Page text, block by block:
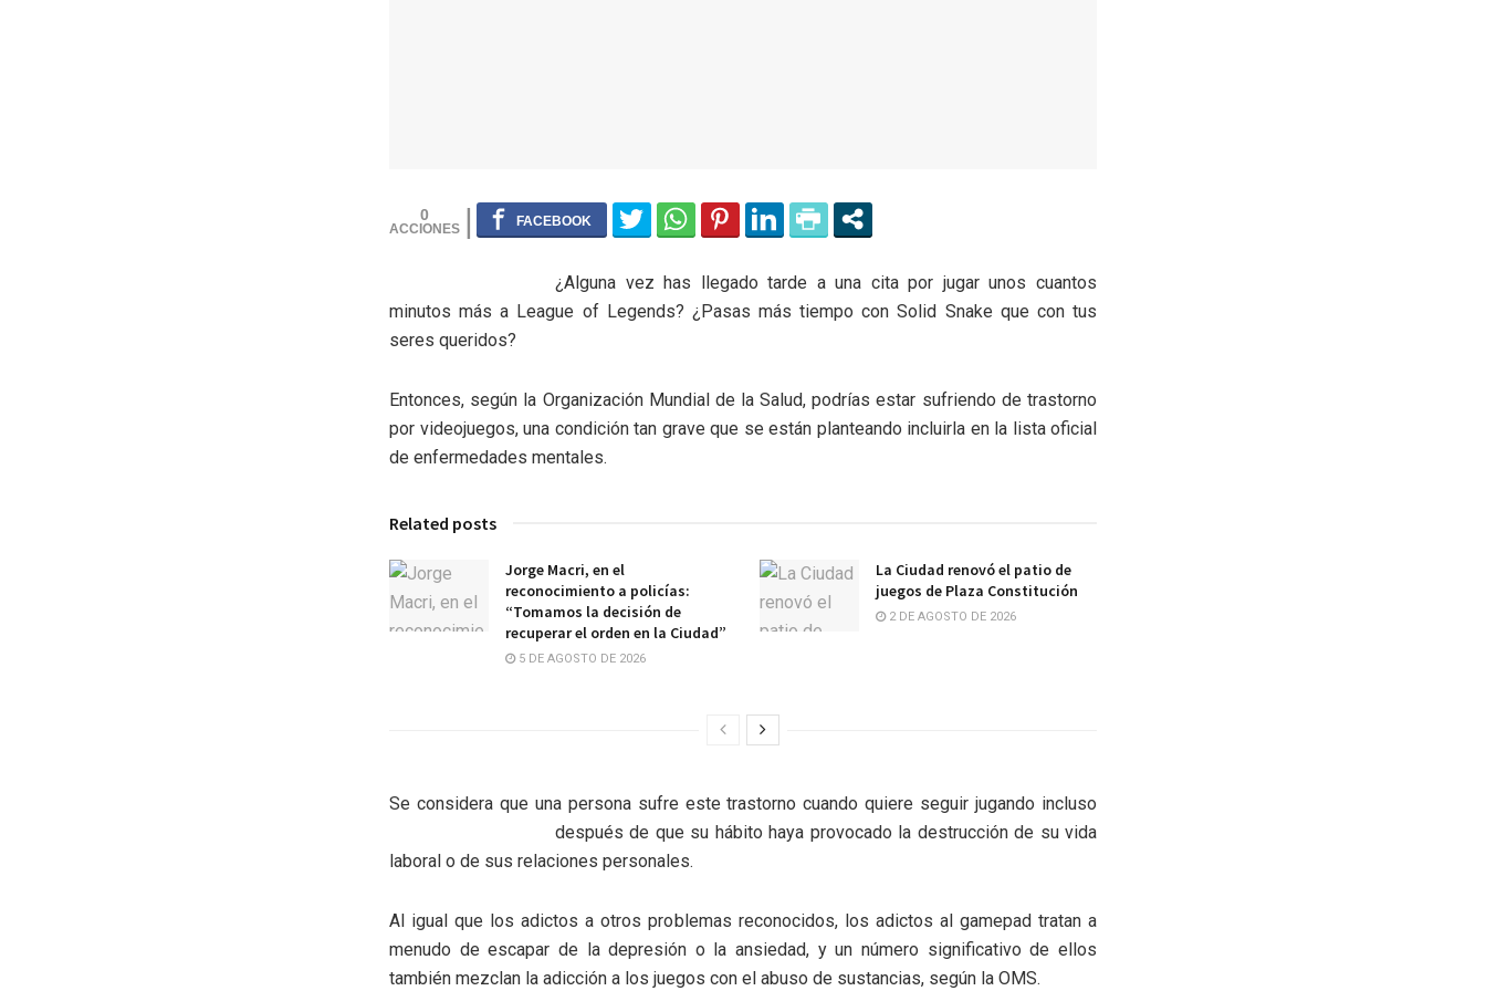
0
¿Alguna vez has llegado tarde a una cita por jugar unos cuantos
minutos más a League of Legends? ¿Pasas más tiempo con Solid Snake que con tus
seres queridos?
Entonces, según la Organización Mundial de la Salud, podrías estar sufriendo de trastorno
por videojuegos, una condición tan grave que se están planteando incluirla en la lista oficial
de enfermedades mentales.
Related posts
Jorge Macri, en el
reconocimiento a policías:
“Tomamos la decisión de
recuperar el orden en la Ciudad”
5 DE AGOSTO DE 2026
La Ciudad renovó el patio de
juegos de Plaza Constitución
2 DE AGOSTO DE 2026
Se considera que una persona sufre este trastorno cuando quiere seguir jugando incluso
después de que su hábito haya provocado la destrucción de su vida
laboral o de sus relaciones personales.
Al igual que los adictos a otros problemas reconocidos, los adictos al gamepad tratan a
menudo de escapar de la depresión o la ansiedad, y un número significativo de ellos
también mezclan la adicción a los juegos con el abuso de sustancias, según la OMS.